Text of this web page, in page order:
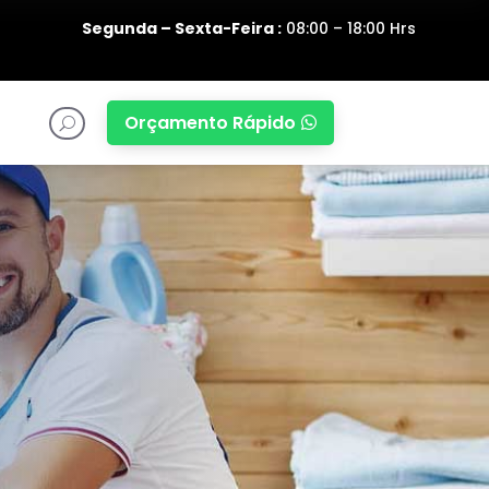
Segunda – Sexta-Feira :08:00 – 18:00 Hrs
U Orçamento Rápido 